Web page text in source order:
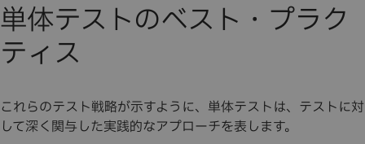
単体テストのベスト・プラク
ティス
これらのテスト戦略が示すように、単体テストは、テストに対
して深く関与した実践的なアプローチを表します。